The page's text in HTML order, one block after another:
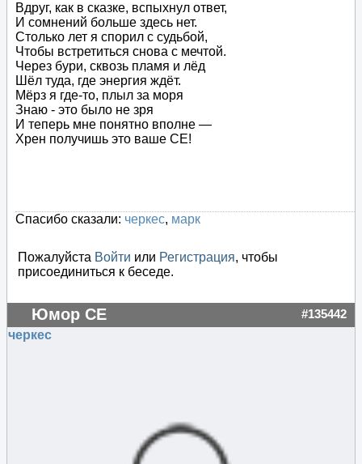
Вдруг, как в сказке, вспыхнул ответ,
И сомнений больше здесь нет.
Столько лет я спорил с судьбой,
Чтобы встретиться снова с мечтой.
Через бури, сквозь пламя и лёд
Шёл туда, где энергия ждёт.
Мёрз я где-то, плыл за моря
Знаю - это было не зря
И теперь мне понятно вполне —
Хрен получишь это ваше СЕ!
Спасибо сказали: черкес, марк
Пожалуйста Войти или Регистрация, чтобы
присоединиться к беседе.
Юмор СЕ #135442
черкес